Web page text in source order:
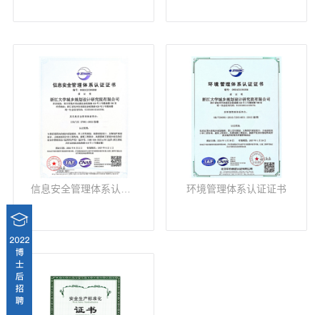
信息安全管理体系认证证书 环境管理体系认证证书